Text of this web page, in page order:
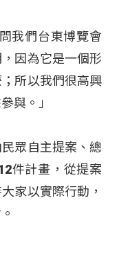
我們台東博覽會
因為它是一個形
所以我們很高興
與。」
眾自主提案、總
件計畫，從提案
家以實際行動，